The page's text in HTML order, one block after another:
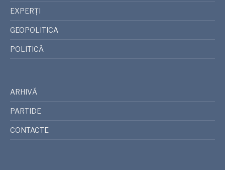
EXPERȚI
GEOPOLITICA
POLITICĂ
ARHIVĂ
PARTIDE
CONTACTE